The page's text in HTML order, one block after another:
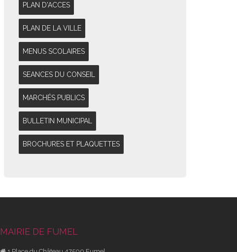
PLAN D'ACCES
PLAN DE LA VILLE
MENUS SCOLAIRES
SEANCES DU CONSEIL
MARCHÉS PUBLICS
BULLETIN MUNICIPAL
BROCHURES ET PLAQUETTES
MAIRIE DE FUMEL